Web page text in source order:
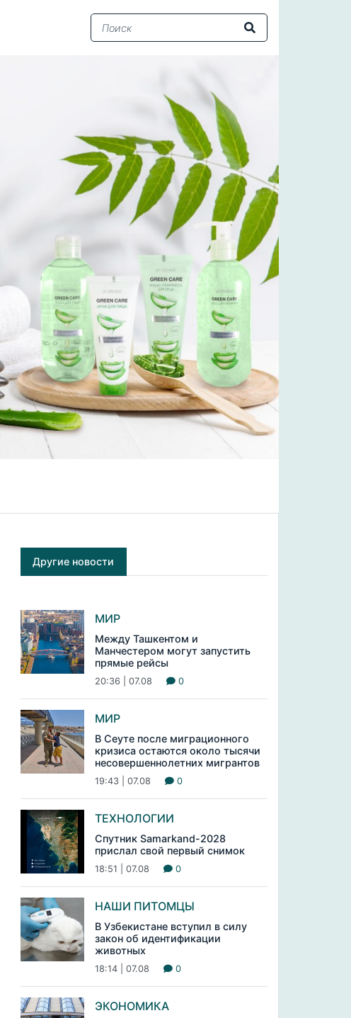
Другие новости
МИР
Между Ташкентом и
Манчестером могут запустить
прямые рейсы
20:36 | 07.08 0
МИР
В Сеуте после миграционного
кризиса остаются около тысячи
несовершеннолетних мигрантов
19:43 | 07.08 0
ТЕХНОЛОГИИ
Спутник Samarkand-2028
прислал свой первый снимок
18:51 | 07.08 0
НАШИ ПИТОМЦЫ
В Узбекистане вступил в силу
закон об идентификации
животных
18:14 | 07.08 0
ЭКОНОМИКА